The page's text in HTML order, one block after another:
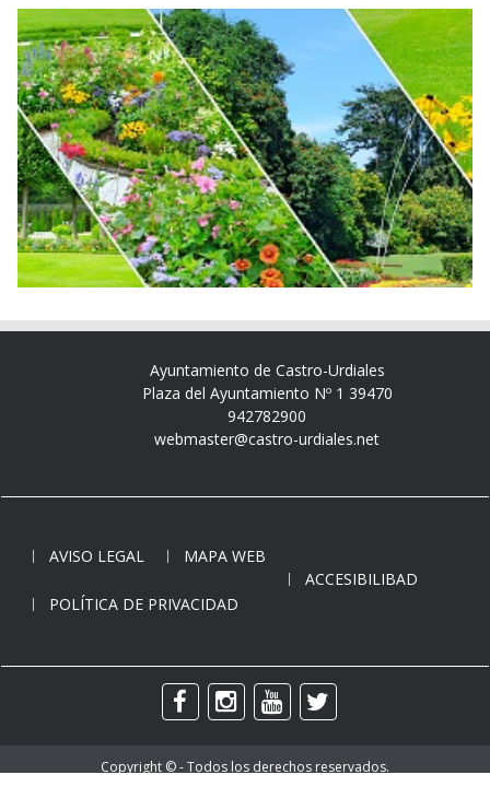
Ayuntamiento de Castro-Urdiales
Plaza del Ayuntamiento Nº 1 39470
942782900
webmaster@castro-urdiales.net
AVISO LEGAL
MAPA WEB
ACCESIBILIBAD
POLÍTICA DE PRIVACIDAD
Copyright © - Todos los derechos reservados.